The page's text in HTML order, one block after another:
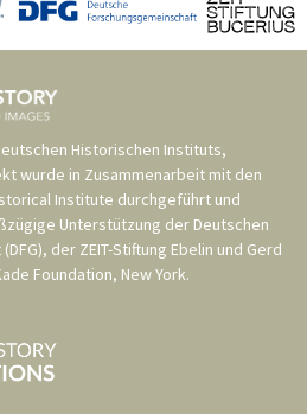
Historischen Instituts,
wurde in Zusammenarbeit mit den
Institute durchgeführt und
Unterstützung der Deutschen
, der ZEIT-Stiftung Ebelin und Gerd
Foundation, New York.